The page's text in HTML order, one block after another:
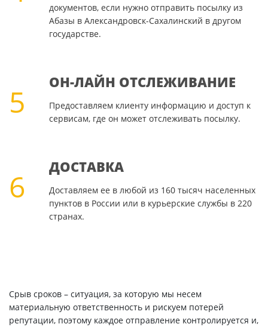
документов, если нужно отправить посылку из
Абазы в Александровск-Сахалинский в другом
государстве.
5
ОН-ЛАЙН ОТСЛЕЖИВАНИЕ
Предоставляем клиенту информацию и доступ к
сервисам, где он может отслеживать посылку.
6
ДОСТАВКА
Доставляем ее в любой из 160 тысяч населенных
пунктов в России или в курьерские службы в 220
странах.
Срыв сроков – ситуация, за которую мы несем
материальную ответственность и рискуем потерей
репутации, поэтому каждое отправление контролируется и,